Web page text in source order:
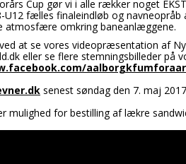
Cup gør vi i alle rækker noget
U12 fælles finaleindløb og
atmosfære omkring baneanlæggene.
at se vores videopræsentation af
eller se flere stemningsbilleder på
senest søndag den 7. maj
mulighed for bestilling af lækre